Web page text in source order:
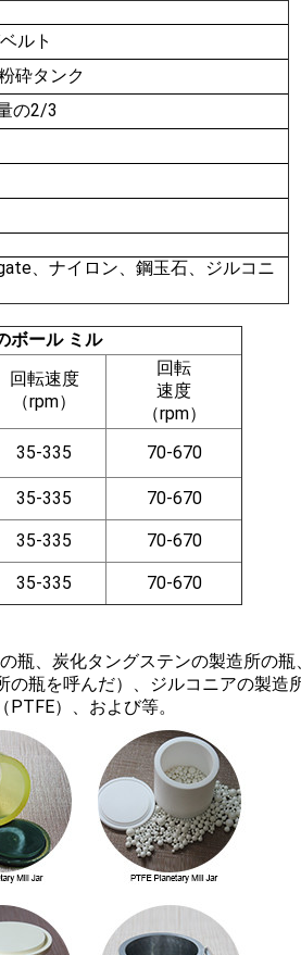
ルト
砕タンク
の2/3
、ナイロン、鋼玉石、ジルコニ
ボール ミル
回転速度
（rpm）
回転
速度
（rpm）
35-335 70-670
35-335 70-670
35-335 70-670
35-335
70-670
瓶、炭化タングステンの製造所の
瓶を呼んだ）、ジルコニアの製造
）、および等。